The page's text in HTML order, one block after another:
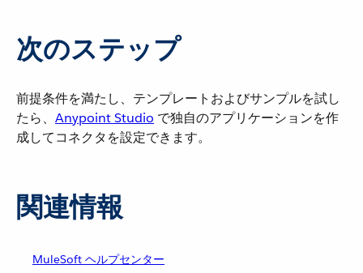
次のステップ
前提条件を満たし、テンプレートおよびサンプルを試し
たら、​ Anypoint Studio ​ で独自のアプリケーションを作
成してコネクタを設定できます。
関連情報
MuleSoft ヘルプセンター